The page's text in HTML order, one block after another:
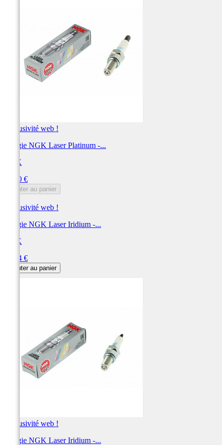
Exclusivité web !
Bougie NGK Laser Platinum -...
NGK
55,20 €
Ajouter au panier
Exclusivité web !
Bougie NGK Laser Iridium -...
NGK
53,64 €
Ajouter au panier
Exclusivité web !
Bougie NGK Laser Iridium -...